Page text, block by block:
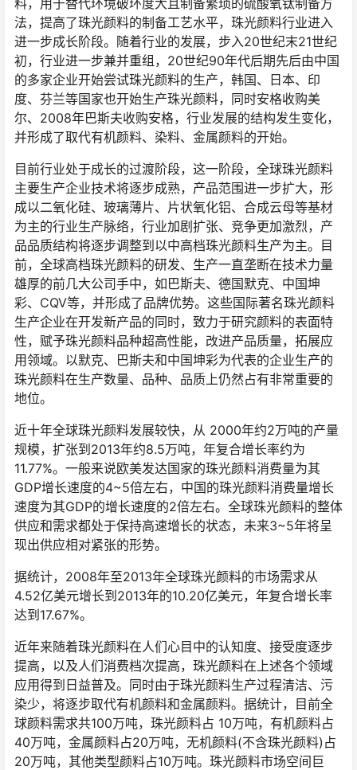
料，用于替代环境破环度大且制备繁琐的硫酸氧钛制备方
法，提高了珠光颜料的制备工艺水平，珠光颜料行业进入
进一步成长阶段。随着行业的发展，步入20世纪末21世纪
初，行业进一步兼并重组，20世纪90年代后期先后由中国
的多家企业开始尝试珠光颜料的生产，韩国、日本、印
度、芬兰等国家也开始生产珠光颜料，同时安格收购美
尔、2008年巴斯夫收购安格，行业发展的结构发生变化，
并形成了取代有机颜料、染料、金属颜料的开始。
目前行业处于成长的过渡阶段，这一阶段，全球珠光颜料
主要生产企业技术将逐步成熟，产品范围进一步扩大，形
成以二氧化硅、玻璃薄片、片状氧化铝、合成云母等基材
为主的行业生产脉络，行业加剧扩张、竞争更加激烈，产
品品质结构将逐步调整到以中高档珠光颜料生产为主。目
前，全球高档珠光颜料的研发、生产一直垄断在技术力量
雄厚的前几大公司手中，如巴斯夫、德国默克、中国坤
彩、CQV等，并形成了品牌优势。这些国际著名珠光颜料
生产企业在开发新产品的同时，致力于研究颜料的表面特
性，赋予珠光颜料品种超高性能，改进产品质量，拓展应
用领域。以默克、巴斯夫和中国坤彩为代表的企业生产的
珠光颜料在生产数量、品种、品质上仍然占有非常重要的
地位。
近十年全球珠光颜料发展较快，从 2000年约2万吨的产量
规模，扩张到2013年约8.5万吨，年复合增长率约为
11.77%。一般来说欧美发达国家的珠光颜料消费量为其
GDP增长速度的4~5倍左右，中国的珠光颜料消费量增长
速度为其GDP的增长速度的2倍左右。全球珠光颜料的整体
供应和需求都处于保持高速增长的状态，未来3~5年将呈
现出供应相对紧张的形势。
据统计，2008年至2013年全球珠光颜料的市场需求从
4.52亿美元增长到2013年的10.20亿美元，年复合增长率
达到17.67%。
近年来随着珠光颜料在人们心目中的认知度、接受度逐步
提高，以及人们消费档次提高，珠光颜料在上述各个领域
应用得到日益普及。同时由于珠光颜料生产过程清洁、污
染少，将逐步取代有机颜料和金属颜料。据统计，目前全
球颜料需求共100万吨，珠光颜料占 10万吨，有机颜料占
40万吨，金属颜料占20万吨，无机颜料(不含珠光颜料)占
20万吨，其他类型颜料占10万吨。珠光颜料市场空间巨